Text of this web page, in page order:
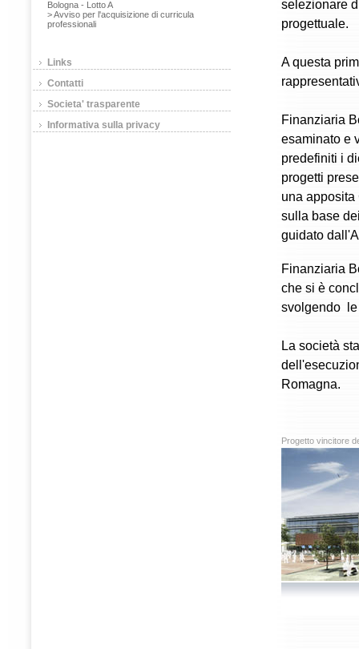
Bologna - Lotto A
> Avviso per l'acquisizione di curricula
professionali
Links
Contatti
Societa' trasparente
Informativa sulla privacy
selezionare
progettuale.
A questa
Finanziaria
esaminato e
predefiniti i
progetti
una
sulla base
guidato
Finanziaria
che si è
svolgendo le
La società
Romagna.
Progetto vincitore